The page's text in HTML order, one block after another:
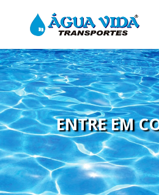
ENTRE EM